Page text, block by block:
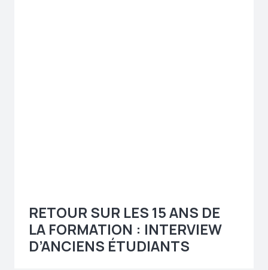
RETOUR SUR LES 15 ANS DE
LA FORMATION : INTERVIEW
D’ANCIENS ÉTUDIANTS